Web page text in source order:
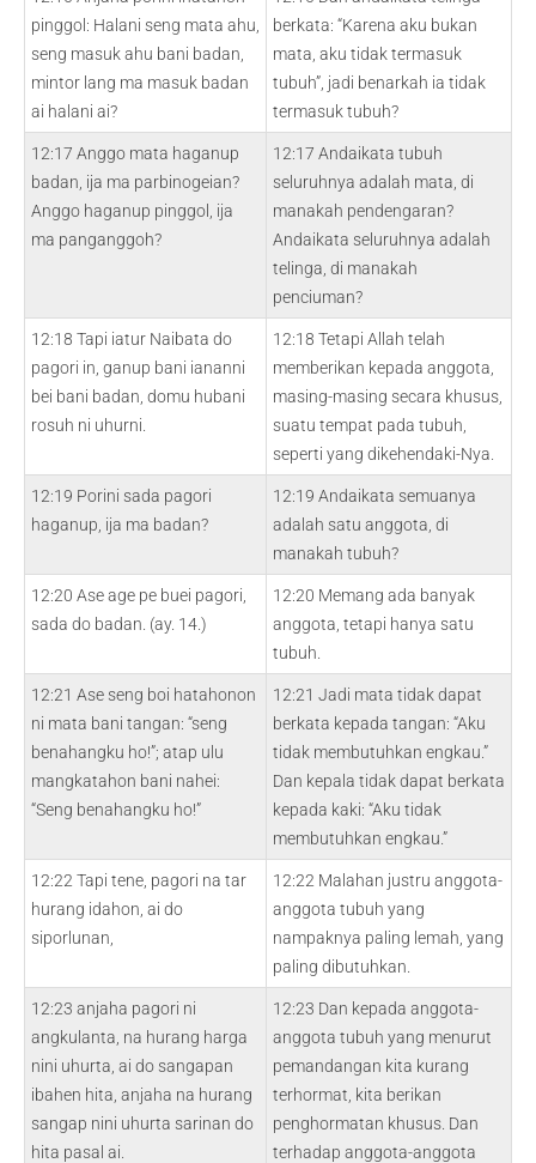
pinggol: Halani seng mata ahu,
seng masuk ahu bani badan,
mintor lang ma masuk badan
ai halani ai?
berkata: “Karena aku bukan
mata, aku tidak termasuk
tubuh”, jadi benarkah ia tidak
termasuk tubuh?
12:17 Anggo mata haganup
badan, ija ma parbinogeian?
Anggo haganup pinggol, ija
ma panganggoh?
12:17 Andaikata tubuh
seluruhnya adalah mata, di
manakah pendengaran?
Andaikata seluruhnya adalah
telinga, di manakah
penciuman?
12:18 Tapi iatur Naibata do
pagori in, ganup bani iananni
bei bani badan, domu hubani
rosuh ni uhurni.
12:18 Tetapi Allah telah
memberikan kepada anggota,
masing-masing secara khusus,
suatu tempat pada tubuh,
seperti yang dikehendaki-Nya.
12:19 Porini sada pagori
haganup, ija ma badan?
12:19 Andaikata semuanya
adalah satu anggota, di
manakah tubuh?
12:20 Ase age pe buei pagori,
sada do badan. (ay. 14.)
12:20 Memang ada banyak
anggota, tetapi hanya satu
tubuh.
12:21 Ase seng boi hatahonon
ni mata bani tangan: “seng
benahangku ho!”; atap ulu
mangkatahon bani nahei:
“Seng benahangku ho!”
12:21 Jadi mata tidak dapat
berkata kepada tangan: “Aku
tidak membutuhkan engkau.”
Dan kepala tidak dapat berkata
kepada kaki: “Aku tidak
membutuhkan engkau.”
12:22 Tapi tene, pagori na tar
hurang idahon, ai do
siporlunan,
12:22 Malahan justru anggota-
anggota tubuh yang
nampaknya paling lemah, yang
paling dibutuhkan.
12:23 anjaha pagori ni
angkulanta, na hurang harga
nini uhurta, ai do sangapan
ibahen hita, anjaha na hurang
sangap nini uhurta sarinan do
hita pasal ai.
12:23 Dan kepada anggota-
anggota tubuh yang menurut
pemandangan kita kurang
terhormat, kita berikan
penghormatan khusus. Dan
terhadap anggota-anggota